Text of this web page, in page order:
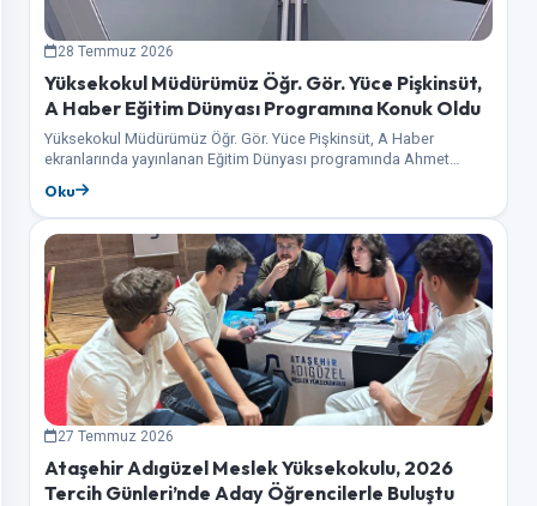
28 Temmuz 2026
Yüksekokul Müdürümüz Öğr. Gör. Yüce Pişkinsüt,
A Haber Eğitim Dünyası Programına Konuk Oldu
Yüksekokul Müdürümüz Öğr. Gör. Yüce Pişkinsüt, A Haber
ekranlarında yayınlanan Eğitim Dünyası programında Ahmet
ilişkin…
Oku
27 Temmuz 2026
Ataşehir Adıgüzel Meslek Yüksekokulu, 2026
Tercih Günleri’nde Aday Öğrencilerle Buluştu